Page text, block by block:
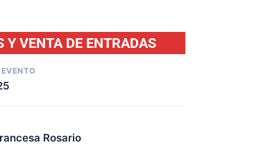
Y VENTA DE ENTRADAS
Rosario